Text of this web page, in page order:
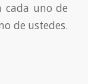
cada uno de
de ustedes.